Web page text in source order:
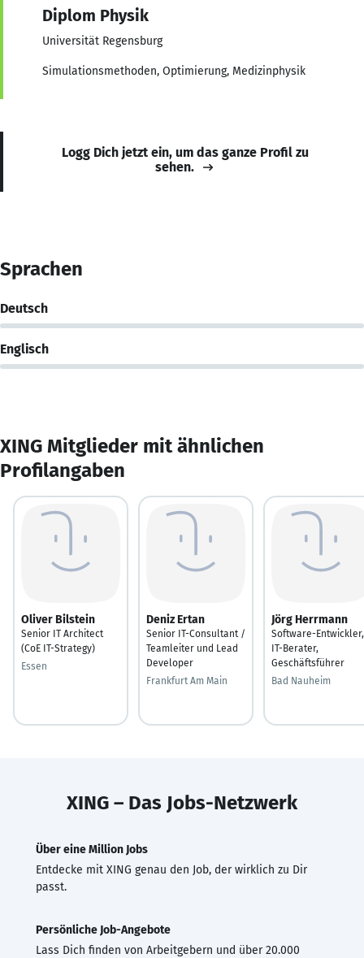
Diplom Physik
Universität Regensburg
Simulationsmethoden, Optimierung, Medizinphysik
Logg Dich jetzt ein, um das ganze Profil zu
sehen.
Sprachen
Deutsch
Englisch
XING Mitglieder mit ähnlichen
Profilangaben
Oliver Bilstein
Senior IT Architect
(CoE IT-Strategy)
Essen
Deniz Ertan
Senior IT-Consultant /
Teamleiter und Lead
Developer
Frankfurt Am Main
Jörg Herrmann
Software-Entwickler,
IT-Berater,
Geschäftsführer
Bad Nauheim
XING – Das Jobs-Netzwerk
Über eine Million Jobs
Entdecke mit XING genau den Job, der wirklich zu Dir
passt.
Persönliche Job-Angebote
Lass Dich finden von Arbeitgebern und über 20.000